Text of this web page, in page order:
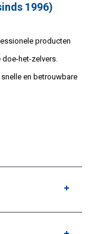
1996)
producten
doe-het-zelvers.
en betrouwbare